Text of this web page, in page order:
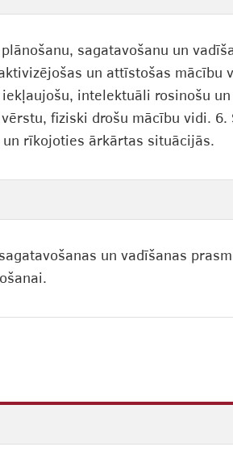
sagatavošanu un
un attīstošas mācību
intelektuāli rosinošu
fiziski drošu mācību vidi.
rīkojoties ārkārtas situācijās.
un vadīšanas